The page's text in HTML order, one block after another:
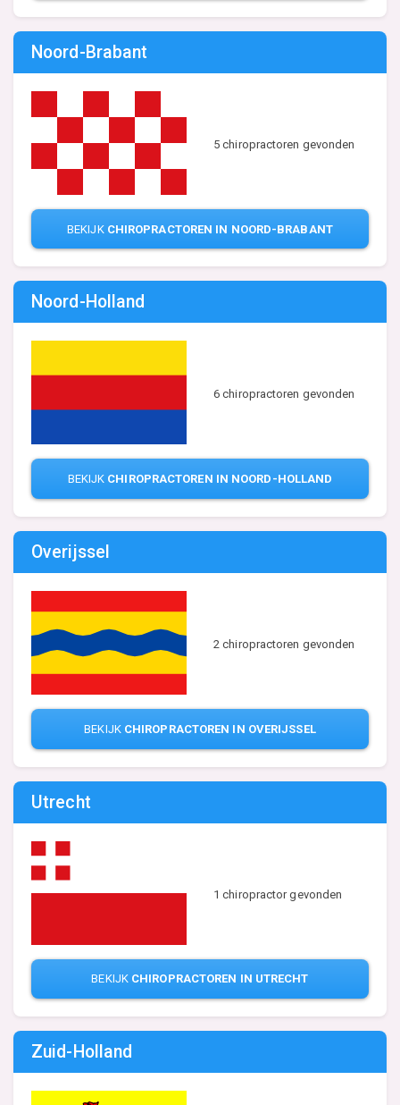
Noord-Brabant
5 chiropractoren gevonden
BEKIJK CHIROPRACTOREN IN NOORD-BRABANT
Noord-Holland
6 chiropractoren gevonden
BEKIJK CHIROPRACTOREN IN NOORD-HOLLAND
Overijssel
2 chiropractoren gevonden
BEKIJK CHIROPRACTOREN IN OVERIJSSEL
Utrecht
1 chiropractor gevonden
BEKIJK CHIROPRACTOREN IN UTRECHT
Zuid-Holland